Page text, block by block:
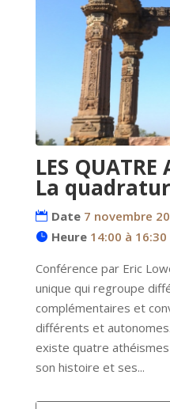
LES QUATRE
La
Date 7 novembre
Heure 14:00 à 16:30
Conférence par Eric
unique qui regroupe
complémentaires et
différents et
existe quatre
son histoire et ses...